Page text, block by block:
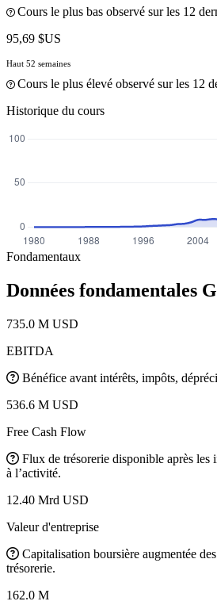
Cours le plus bas observé sur les 12
95,69 $US
Haut 52 semaines
Cours le plus élevé observé sur les 12
Historique du cours
Fondamentaux
Données fondamentales
735.0 M USD
EBITDA
Bénéfice avant intérêts, impôts,
536.6 M USD
Free Cash Flow
Flux de trésorerie disponible après les
à l’activité.
12.40 Mrd USD
Valeur d'entreprise
Capitalisation boursière augmentée
trésorerie.
162.0 M